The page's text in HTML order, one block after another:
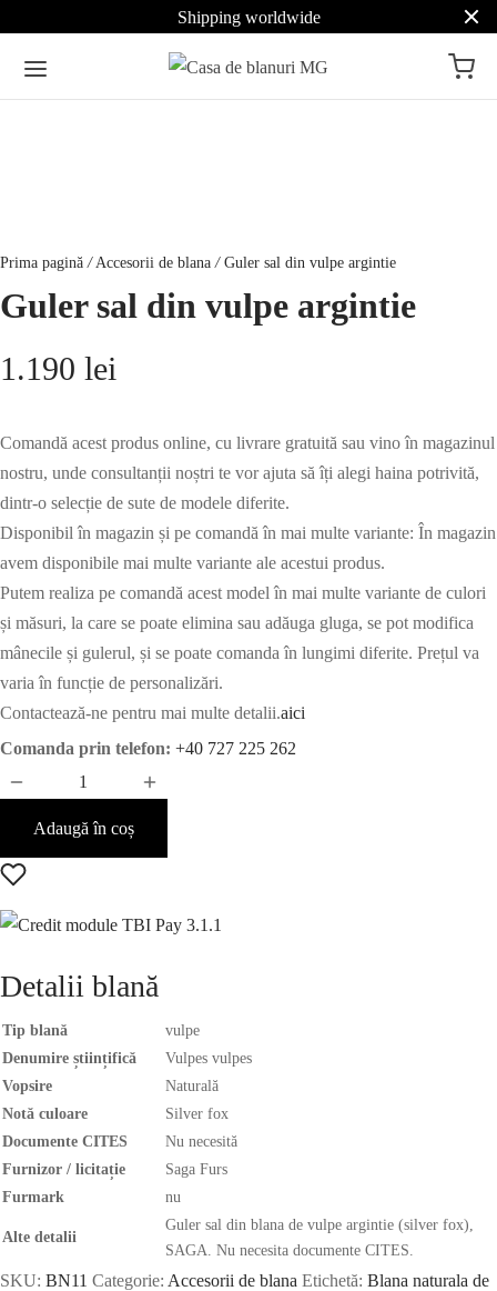
Shipping worldwide
Prima pagină / Accesorii de blana /Guler sal din vulpe argintie
Guler sal din vulpe argintie
1.190 lei
Comandă acest produs online, cu livrare gratuită sau vino în magazinul
nostru, unde consultanții noștri te vor ajuta să îți alegi haina potrivită,
dintr-o selecție de sute de modele diferite.
Disponibil în magazin și pe comandă în mai multe variante: În magazin
avem disponibile mai multe variante ale acestui produs.
Putem realiza pe comandă acest model în mai multe variante de culori
și măsuri, la care se poate elimina sau adăuga gluga, se pot modifica
mânecile și gulerul, și se poate comanda în lungimi diferite. Prețul va
varia în funcție de personalizări.
Contactează-ne pentru mai multe detalii.aici
Comanda prin telefon: +40 727 225 262
Adaugă în coș
Detalii blană
Tip blană
vulpe
Denumire științifică
Vulpes vulpes
Vopsire
Naturală
Notă culoare
Silver fox
Documente CITES
Nu necesită
Furnizor / licitație
Saga Furs
Furmark
nu
Alte detalii
Guler sal din blana de vulpe argintie (silver fox),
SAGA. Nu necesita documente CITES.
SKU: BN11 Categorie: Accesorii de blana Etichetă: Blana naturala de